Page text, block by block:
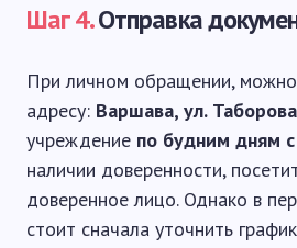
Шаг 4.Отправка
При личном обращении,
адресу: Варшава, ул.
учреждение по будним дням
наличии доверенности,
доверенное лицо. Однако в
стоит сначала уточнить